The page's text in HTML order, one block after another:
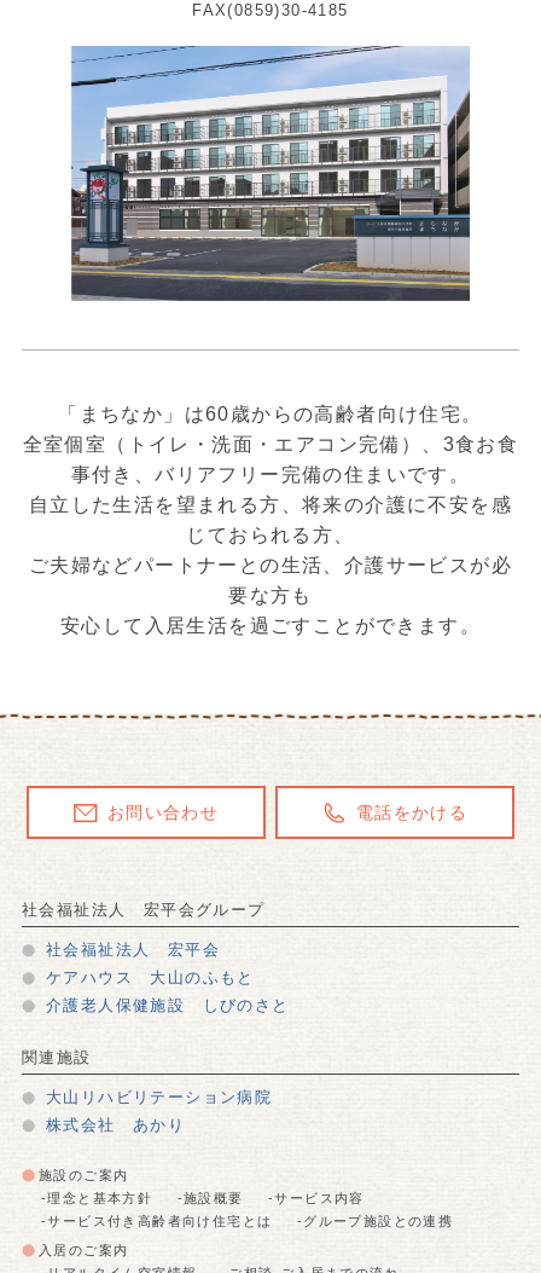
FAX(0859)30-4185
「まちなか」は60歳からの高齢者向け住宅。
全室個室（トイレ・洗面・エアコン完備）、3食お食
事付き、バリアフリー完備の住まいです。
自立した生活を望まれる方、将来の介護に不安を感
じておられる方、
ご夫婦などパートナーとの生活、介護サービスが必
要な方も
安心して入居生活を過ごすことができます。
お問い合わせ 電話をかける
社会福祉法人 宏平会グループ
社会福祉法人 宏平会
ケアハウス 大山のふもと
介護老人保健施設 しびのさと
関連施設
大山リハビリテーション病院
株式会社 あかり
施設のご案内
-理念と基本方針
-施設概要
-サービス内容
-サービス付き高齢者向け住宅とは
-グループ施設との連携
入居のご案内